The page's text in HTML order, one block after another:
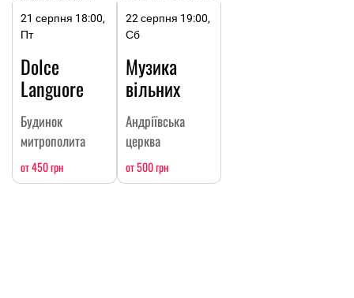
21 серпня 18:00,
Пт
Dolce
Languore
Будинок
митрополита
от 450 грн
22 серпня 19:00,
Сб
Музика
вільних
Андріївська
церква
от 500 грн